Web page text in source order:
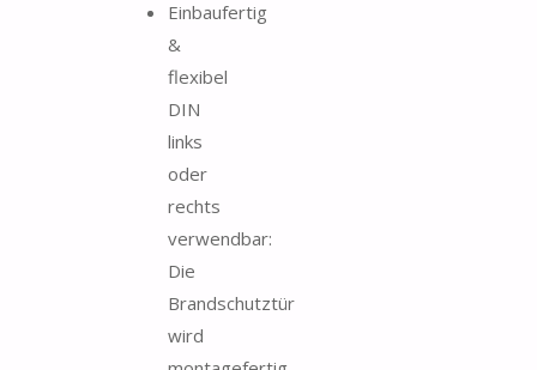
Einbaufertig
&
flexibel
DIN
links
oder
rechts
verwendbar:
Die
Brandschutztür
wird